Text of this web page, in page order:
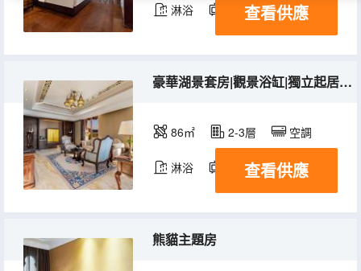
淋浴 電視機 冰箱
查看供應
豪華湖景套房|觀景浴缸|獨立起居空間|森林氧吧
86㎡ 2-3層 空調
淋浴 電視機 冰箱
查看供應
熊貓主題房